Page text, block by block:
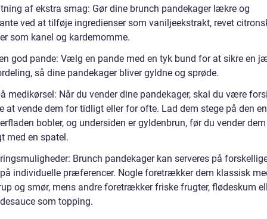
af ekstra smag: Gør dine brunch pandekager lækre og
ved at tilføje ingredienser som vaniljeekstrakt, revet
som kanel og kardemomme.
god pande: Vælg en pande med en tyk bund for at sikre en
så dine pandekager bliver gyldne og sprøde.
medikørsel: Når du vender dine pandekager, skal du være
at vende dem for tidligt eller for ofte. Lad dem stege på den
bobler, og undersiden er gyldenbrun, før du vender dem
med en spatel.
Brunch pandekager kan serveres på
individuelle præferencer. Nogle foretrækker dem klassisk
og smør, mens andre foretrækker friske frugter, flødeskum
som topping.